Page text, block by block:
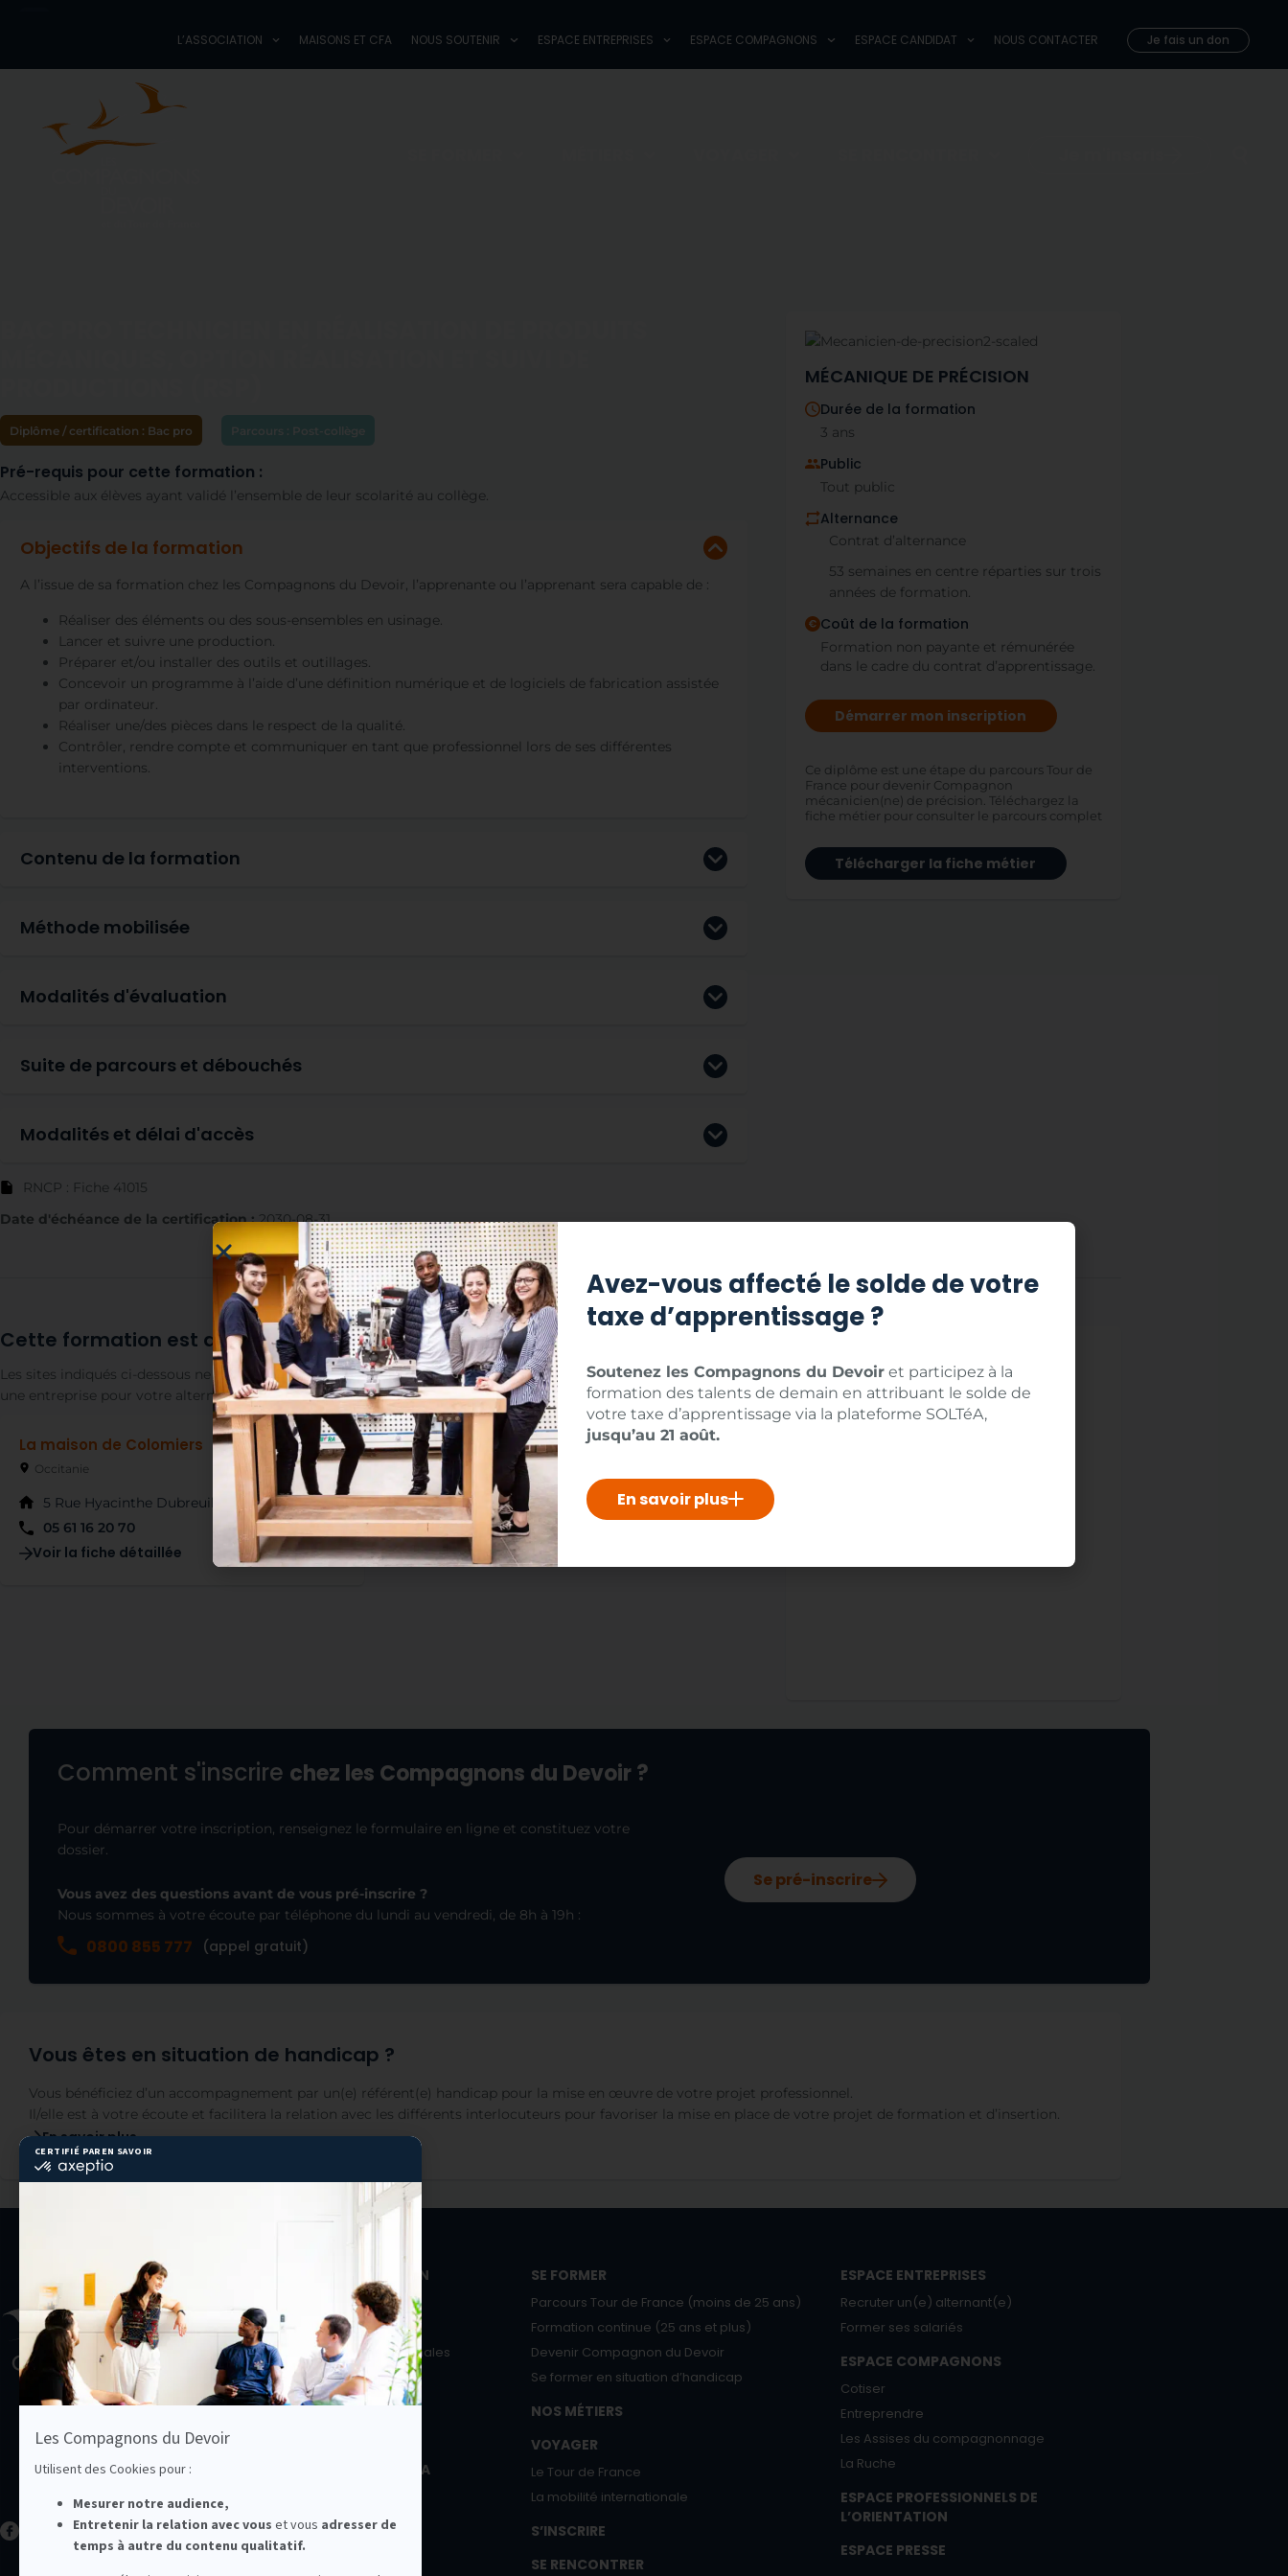
Je fais un don
L’ASSOCIATION MAISONS ET CFA NOUS SOUTENIR ESPACE ENTREPRISES ESPACE COMPAGNONS ESPACE CANDIDAT NOUS CONTACTER Je fais un don
Diplôme / certification : Bac pro Parcours : Post-collège
Pré-requis pour cette formation :
Accessible aux élèves ayant validé l’ensemble de leur scolarité au collège.
Objectifs de la formation
A l’issue de sa formation chez les Compagnons du Devoir, l’apprenante ou l’apprenant sera capable de :
Réaliser des éléments ou des sous-ensembles en usinage.
Lancer et suivre une production.
Préparer et/ou installer des outils et outillages.
Concevoir un programme à l’aide d’une définition numérique et de logiciels de fabrication assistée
par ordinateur.
Réaliser une/des pièces dans le respect de la qualité.
Contrôler, rendre compte et communiquer en tant que professionnel lors de ses différentes
interventions.
Contenu de la formation
Méthode mobilisée
Modalités d'évaluation
Suite de parcours et débouchés
Modalités et délai d'accès
RNCP : Fiche 41015
Date d'échéance de la certification :2030-08-31
MÉCANIQUE DE PRÉCISION
Durée de la formation
3 ans
Public
Tout public
Alternance
Contrat d’alternance
53 semaines en centre réparties sur trois
années de formation.
Coût de la formation
Formation non payante et rémunérée
dans le cadre du contrat d’apprentissage.
Démarrer mon inscription
Ce diplôme est une étape du parcours Tour de
France pour devenir Compagnon
mécanicien(ne) de précision. Téléchargez la
fiche métier pour consulter le parcours complet
Télécharger la fiche métier
Cette formation est disponible dans les CFA suivants :
Les sites indiqués ci-dessous ne concernent que les périodes en centre de formation. Vous êtes libres de trouver
une entreprise pour votre alternance partout en France.
La maison de Colomiers
Occitanie
5 Rue Hyacinthe Dubreuil, 31770 Colomiers
05 61 16 20 70
Voir la fiche détaillée
Comment s'inscrire chez les Compagnons du Devoir ?
Pour démarrer votre inscription, renseignez le formulaire en ligne et constituez votre
dossier.
Vous avez des questions avant de vous pré-inscrire ?
Nous sommes à votre écoute par téléphone du lundi au vendredi, de 8h à 19h :
0800 855 777 (appel gratuit)
Se pré-inscrire
Vous êtes en situation de handicap ?
Vous bénéficiez d’un accompagnement par un(e) référent(e) handicap pour la mise en œuvre de votre projet professionnel.
Il/elle est à votre écoute et facilitera la relation avec les différents interlocuteurs pour favoriser la mise en place de votre projet de formation et d’insertion.
En savoir plus
NOTRE ASSOCIATION
Le collège des métiers
Les délégations régionales
Carrières
Nos actualités
NOS MAISONS ET CFA
COMPAGNONNAGE
SE FORMER
Parcours Tour de France (moins de 25 ans)
Formation continue (25 ans et plus)
Devenir Compagnon du Devoir
Se former en situation d’handicap
NOS MÉTIERS
VOYAGER
Le Tour de France
La mobilité internationale
S’INSCRIRE
SE RENCONTRER
ESPACE ENTREPRISES
Recruter un(e) alternant(e)
Former ses salariés
ESPACE COMPAGNONS
Cotiser
Entreprendre
Les Assises du compagnonnage
La Ruche
ESPACE PROFESSIONNELS DE
L’ORIENTATION
ESPACE PRESSE
Avez-vous affecté le solde de votre
taxe d’apprentissage ?
Soutenez les Compagnons du Devoir et participez à la
formation des talents de demain en attribuant le solde de
votre taxe d’apprentissage via la plateforme SOLTéA,
jusqu’au 21 août.
En savoir plus